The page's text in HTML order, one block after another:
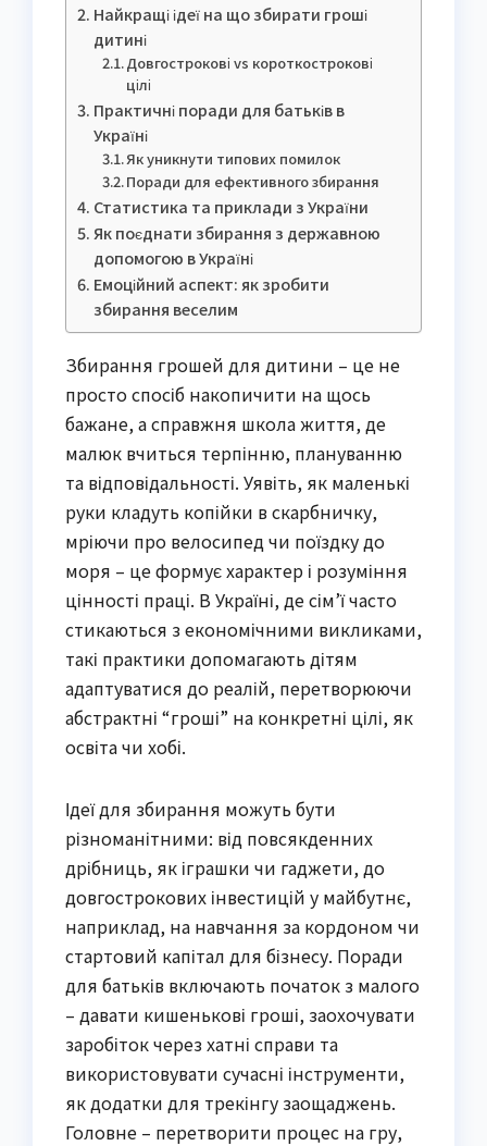
Найкращі ідеї на що збирати гроші
дитині
Довгострокові vs короткострокові
цілі
Практичні поради для батьків в
Україні
Як уникнути типових помилок
Поради для ефективного збирання
Статистика та приклади з України
Як поєднати збирання з державною
допомогою в Україні
Емоційний аспект: як зробити
збирання веселим
Збирання грошей для дитини – це не
просто спосіб накопичити на щось
бажане, а справжня школа життя, де
малюк вчиться терпінню, плануванню
та відповідальності. Уявіть, як маленькі
руки кладуть копійки в скарбничку,
мріючи про велосипед чи поїздку до
моря – це формує характер і розуміння
цінності праці. В Україні, де сім’ї часто
стикаються з економічними викликами,
такі практики допомагають дітям
адаптуватися до реалій, перетворюючи
абстрактні “гроші” на конкретні цілі, як
освіта чи хобі.
Ідеї для збирання можуть бути
різноманітними: від повсякденних
дрібниць, як іграшки чи гаджети, до
довгострокових інвестицій у майбутнє,
наприклад, на навчання за кордоном чи
стартовий капітал для бізнесу. Поради
для батьків включають початок з малого
– давати кишенькові гроші, заохочувати
заробіток через хатні справи та
використовувати сучасні інструменти,
як додатки для трекінгу заощаджень.
Головне – перетворити процес на гру,